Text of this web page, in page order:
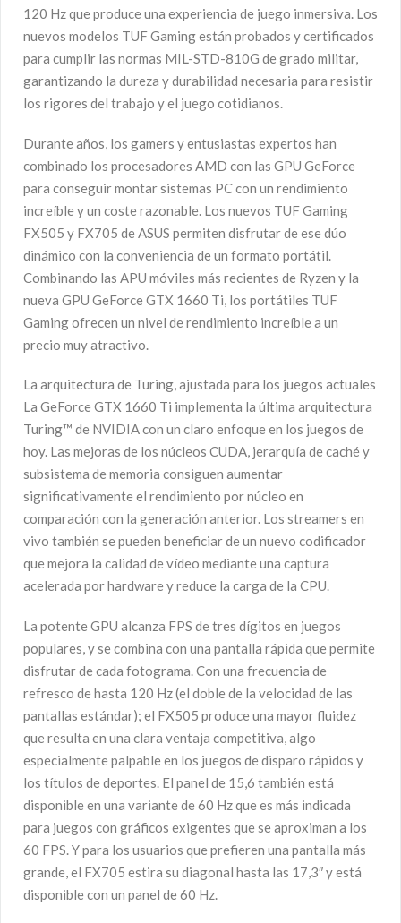
120 Hz que produce una experiencia de juego inmersiva. Los
nuevos modelos TUF Gaming están probados y certificados
para cumplir las normas MIL-STD-810G de grado militar,
garantizando la dureza y durabilidad necesaria para resistir
los rigores del trabajo y el juego cotidianos.
Durante años, los gamers y entusiastas expertos han
combinado los procesadores AMD con las GPU GeForce
para conseguir montar sistemas PC con un rendimiento
increíble y un coste razonable. Los nuevos TUF Gaming
FX505 y FX705 de ASUS permiten disfrutar de ese dúo
dinámico con la conveniencia de un formato portátil.
Combinando las APU móviles más recientes de Ryzen y la
nueva GPU GeForce GTX 1660 Ti, los portátiles TUF
Gaming ofrecen un nivel de rendimiento increíble a un
precio muy atractivo.
La arquitectura de Turing, ajustada para los juegos actuales
La GeForce GTX 1660 Ti implementa la última arquitectura
Turing™ de NVIDIA con un claro enfoque en los juegos de
hoy. Las mejoras de los núcleos CUDA, jerarquía de caché y
subsistema de memoria consiguen aumentar
significativamente el rendimiento por núcleo en
comparación con la generación anterior. Los streamers en
vivo también se pueden beneficiar de un nuevo codificador
que mejora la calidad de vídeo mediante una captura
acelerada por hardware y reduce la carga de la CPU.
La potente GPU alcanza FPS de tres dígitos en juegos
populares, y se combina con una pantalla rápida que permite
disfrutar de cada fotograma. Con una frecuencia de
refresco de hasta 120 Hz (el doble de la velocidad de las
pantallas estándar); el FX505 produce una mayor fluidez
que resulta en una clara ventaja competitiva, algo
especialmente palpable en los juegos de disparo rápidos y
los títulos de deportes. El panel de 15,6 también está
disponible en una variante de 60 Hz que es más indicada
para juegos con gráficos exigentes que se aproximan a los
60 FPS. Y para los usuarios que prefieren una pantalla más
grande, el FX705 estira su diagonal hasta las 17,3″ y está
disponible con un panel de 60 Hz.